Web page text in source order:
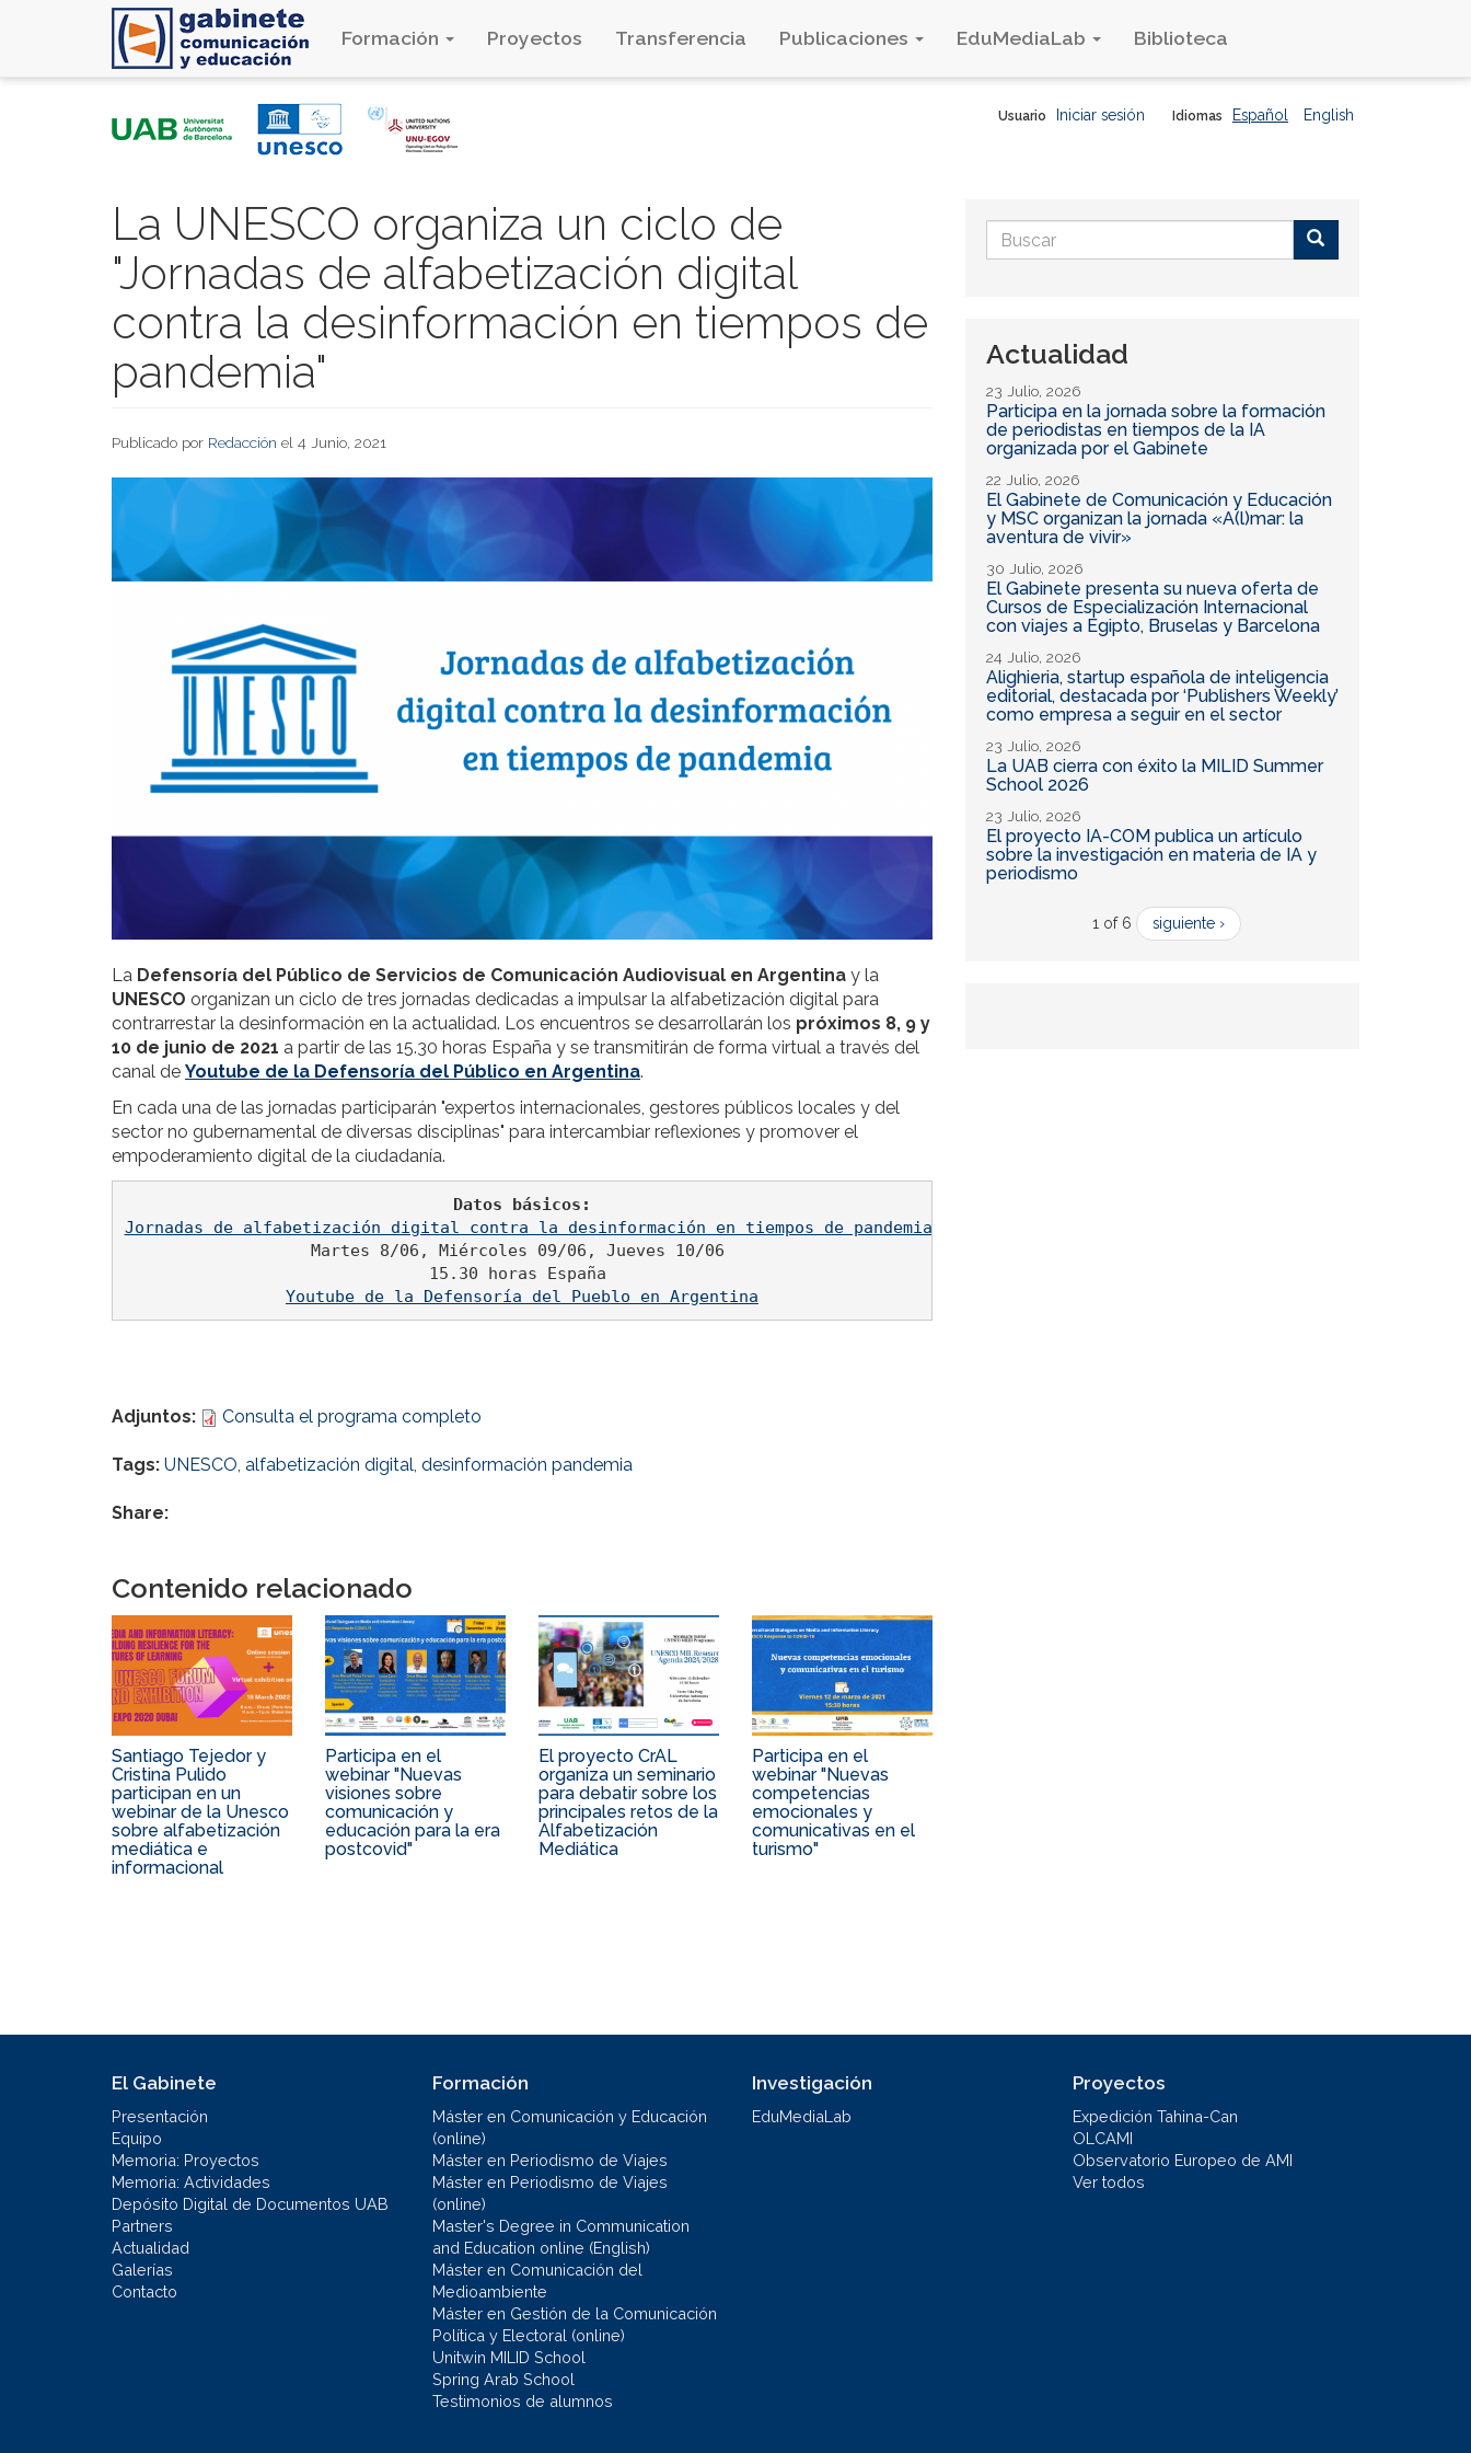
Formación Proyectos Transferencia Publicaciones EduMediaLab Biblioteca
Idiomas Español English
Usuario Iniciar sesión
La UNESCO organiza un ciclo de
"Jornadas de alfabetización digital
contra la desinformación en tiempos de
pandemia"
Publicado por Redacción el 4 Junio, 2021
La Defensoría del Público de Servicios de Comunicación Audiovisual en Argentina y la
UNESCO organizan un ciclo de tres jornadas dedicadas a impulsar la alfabetización digital para
contrarrestar la desinformación en la actualidad. Los encuentros se desarrollarán los próximos 8, 9 y
10 de junio de 2021 a partir de las 15.30 horas España y se transmitirán de forma virtual a través del
canal de Youtube de la Defensoría del Público en Argentina.
En cada una de las jornadas participarán "expertos internacionales, gestores públicos locales y del
sector no gubernamental de diversas disciplinas" para intercambiar reflexiones y promover el
empoderamiento digital de la ciudadanía.
Datos básicos:
Jornadas de alfabetización digital contra la desinformación en tiempos de pandemia
Martes 8/06, Miércoles 09/06, Jueves 10/06
Youtube de la Defensoría del Pueblo en Argentina
Adjuntos: Consulta el programa completo
Tags: UNESCO, alfabetización digital, desinformación pandemia
Share:
Contenido relacionado
Santiago Tejedor y
Cristina Pulido
participan en un
webinar de la Unesco
sobre alfabetización
mediática e
informacional
Participa en el
webinar "Nuevas
visiones sobre
comunicación y
educación para la era
postcovid"
El proyecto CrAL
organiza un seminario
para debatir sobre los
principales retos de la
Alfabetización
Mediática
Participa en el
webinar "Nuevas
competencias
emocionales y
comunicativas en el
turismo"
Formulario
de
Actualidad
23 Julio, 2026
Participa en la jornada sobre la formación
de periodistas en tiempos de la IA
organizada por el Gabinete
22 Julio, 2026
El Gabinete de Comunicación y Educación
y MSC organizan la jornada «A(l)mar: la
aventura de vivir»
30 Julio, 2026
El Gabinete presenta su nueva oferta de
Cursos de Especialización Internacional
con viajes a Egipto, Bruselas y Barcelona
24 Julio, 2026
Alighieria, startup española de inteligencia
editorial, destacada por ‘Publishers Weekly’
como empresa a seguir en el sector
23 Julio, 2026
La UAB cierra con éxito la MILID Summer
School 2026
23 Julio, 2026
El proyecto IA-COM publica un artículo
sobre la investigación en materia de IA y
periodismo
1 of 6 siguiente ›
El Gabinete
Presentación
Equipo
Memoria: Proyectos
Memoria: Actividades
Depósito Digital de Documentos UAB
Partners
Actualidad
Galerías
Contacto
Formación
Máster en Comunicación y Educación
(online)
Máster en Periodismo de Viajes
Máster en Periodismo de Viajes
(online)
Master's Degree in Communication
and Education online (English)
Máster en Comunicación del
Medioambiente
Máster en Gestión de la Comunicación
Política y Electoral (online)
Unitwin MILID School
Spring Arab School
Testimonios de alumnos
Investigación
EduMediaLab
Proyectos
Expedición Tahina-Can
OLCAMI
Observatorio Europeo de AMI
Ver todos